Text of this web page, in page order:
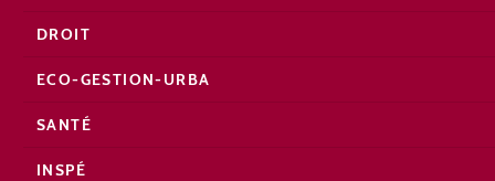
DROIT
ECO-GESTION-URBA
SANTÉ
INSPÉ